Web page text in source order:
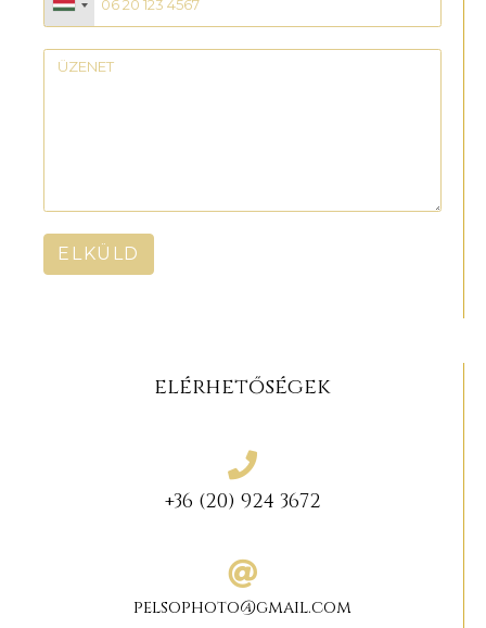
ELKÜLD
elérhetőségek
+36 (20) 924 3672
pelsophoto@gmail.com